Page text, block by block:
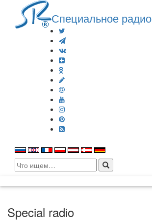
Специальное радио
Search
for:
Special radio